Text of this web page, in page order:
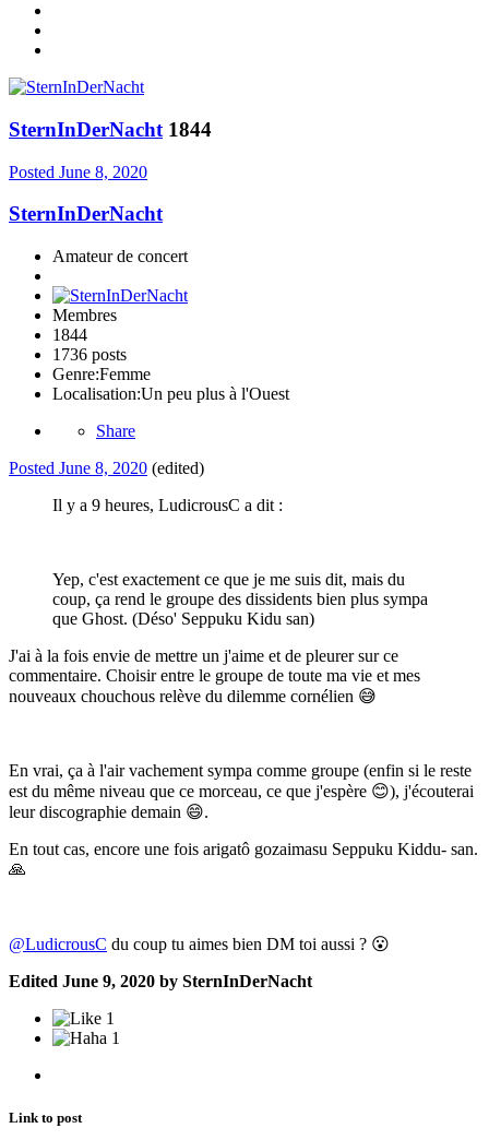
SternInDerNacht 1844
Posted June 8, 2020
SternInDerNacht
Amateur de concert
Membres
1844
1736 posts
Genre:Femme
Localisation:Un peu plus à l'Ouest
Share
Posted June 8, 2020 (edited)
Il y a 9 heures, LudicrousC a dit :
Yep, c'est exactement ce que je me suis dit, mais du
coup, ça rend le groupe des dissidents bien plus sympa
que Ghost. (Déso' Seppuku Kidu san)
J'ai à la fois envie de mettre un j'aime et de pleurer sur ce
commentaire. Choisir entre le groupe de toute ma vie et mes
nouveaux chouchous relève du dilemme cornélien 😅
En vrai, ça à l'air vachement sympa comme groupe (enfin si le reste
est du même niveau que ce morceau, ce que j'espère 😊), j'écouterai
leur discographie demain 😄.
En tout cas, encore une fois arigatô gozaimasu Seppuku Kiddu- san.
🙏
@LudicrousC du coup tu aimes bien DM toi aussi ? 😮
Edited June 9, 2020 by SternInDerNacht
1
1
Link to post